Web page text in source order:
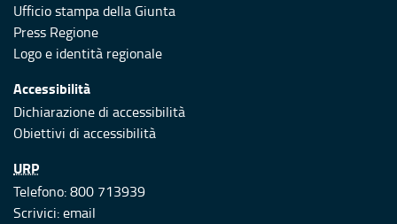
Ufficio stampa della Giunta
Press Regione
Logo e identità regionale
Accessibilità
Dichiarazione di accessibilità
Obiettivi di accessibilità
URP
Telefono: 800 713939
Scrivici:email